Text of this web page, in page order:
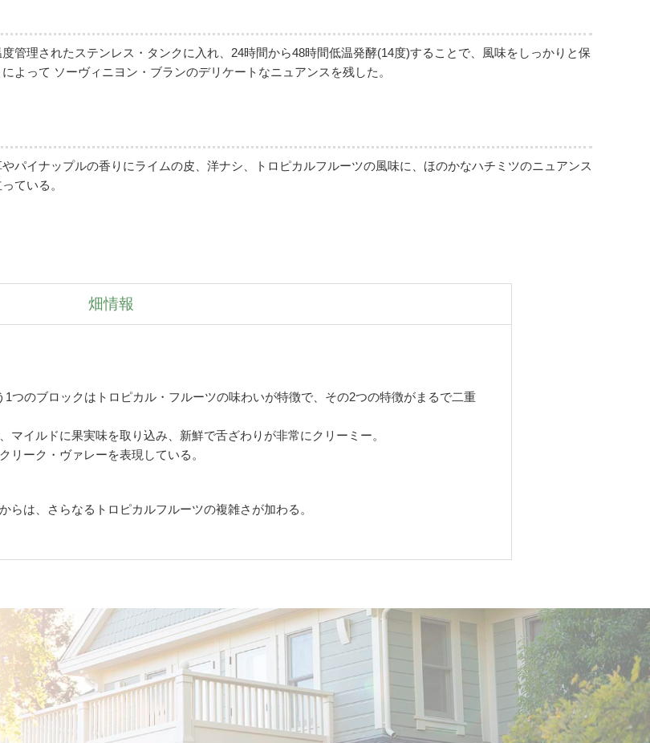
管理されたステンレス・タンクに入れ、24時間から48時間低温発酵(14度)することで、風味をしっかりと保
って ソーヴィニヨン・ブランのデリケートなニュアンスを残した。
パイナップルの香りにライムの皮、洋ナシ、トロピカルフルーツの風味に、ほのかなハチミツのニュアンス
ている。
畑情報
つのブロックはトロピカル・フルーツの味わいが特徴で、その2つの特徴がまるで二重
イルドに果実味を取り込み、新鮮で舌ざわりが非常にクリーミー。
リーク・ヴァレーを表現している。
は、さらなるトロピカルフルーツの複雑さが加わる。